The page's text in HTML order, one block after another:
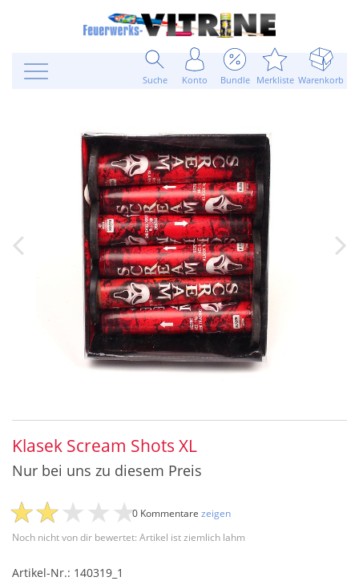
Suche Konto Bundle Merkliste Warenkorb
Klasek Scream Shots XL
Nur bei uns zu diesem Preis
Noch nicht von dir bewertet: Artikel ist ziemlich lahm
0 Kommentare zeigen
Artikel-Nr.: 140319_1